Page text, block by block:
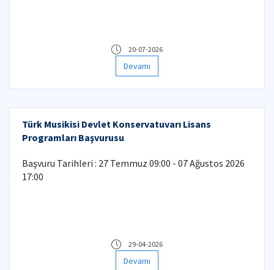
20-07-2026
Devamı
Türk Musikisi Devlet Konservatuvarı Lisans
Programları Başvurusu
Başvuru Tarihleri : 27 Temmuz 09:00 - 07 Ağustos 2026
17:00
29-04-2026
Devamı